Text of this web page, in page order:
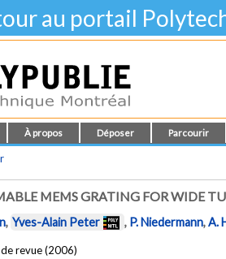
au portail
À propos Déposer Parcourir
MEMS GRATING FOR WIDE
, Yves-Alain Peter , P. Niedermann,A.
revue (2006)